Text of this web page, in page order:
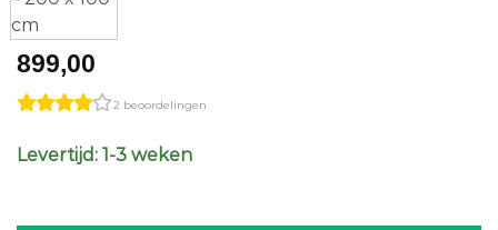
899,00
2 beoordelingen
Levertijd: 1-3 weken